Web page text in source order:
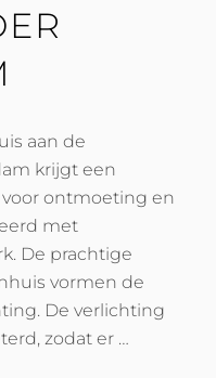
aan de
krijgt een
ontmoeting en
met
De prachtige
vormen de
De verlichting
zodat er …